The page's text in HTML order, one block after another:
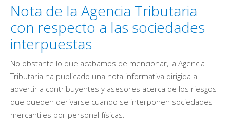
Nota de la Agencia Tributaria
con respecto a las sociedades
interpuestas
No obstante lo que acabamos de mencionar, la Agencia
Tributaria ha publicado una nota informativa dirigida a
advertir a contribuyentes y asesores acerca de los riesgos
que pueden derivarse cuando se interponen sociedades
mercantiles por personal físicas.